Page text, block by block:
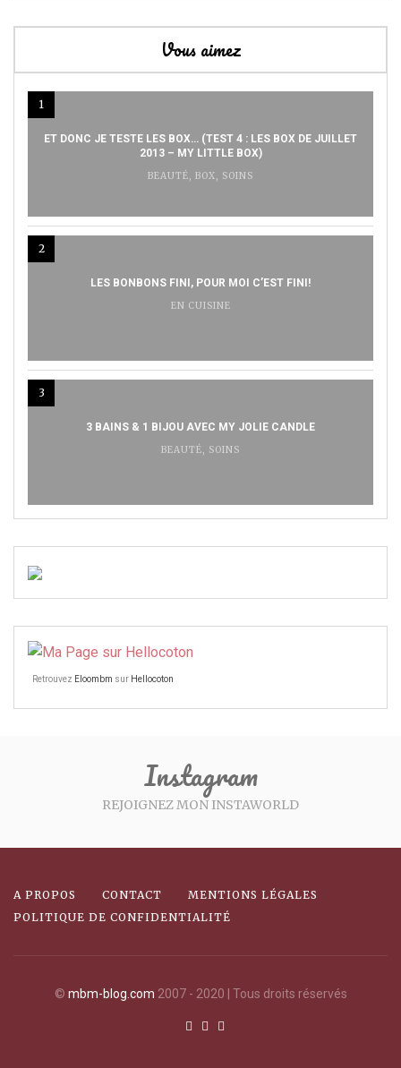
Vous aimez
1
ET DONC JE TESTE LES BOX… (TEST 4 : LES BOX DE JUILLET
2013 – MY LITTLE BOX)
BEAUTÉ, BOX, SOINS
2
LES BONBONS FINI, POUR MOI C’EST FINI!
EN CUISINE
3
3 BAINS & 1 BIJOU AVEC MY JOLIE CANDLE
BEAUTÉ, SOINS
Retrouvez Eloombm sur Hellocoton
Instagram
REJOIGNEZ MON INSTAWORLD
A PROPOS CONTACT
MENTIONS LÉGALES
POLITIQUE DE CONFIDENTIALITÉ
© mbm-blog.com 2007 - 2020 | Tous droits réservés